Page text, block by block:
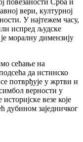
вери, културној
У најтежем часу,
испред људске
моралну димензију
сећање на
да истинско
потврђује у жртви и
верности у
везе које
дубином заједничког